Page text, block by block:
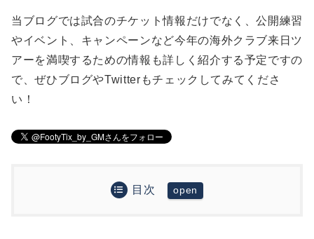
当ブログでは試合のチケット情報だけでなく、公開練習
やイベント、キャンペーンなど今年の海外クラブ来日ツ
アーを満喫するための情報も詳しく紹介する予定ですの
で、ぜひブログやTwitterもチェックしてみてくださ
い！
目次